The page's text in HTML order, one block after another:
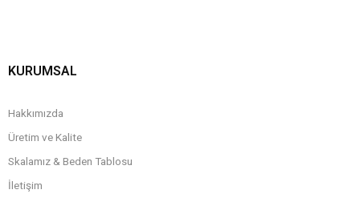
KURUMSAL
Hakkımızda
Üretim ve Kalite
Skalamız & Beden Tablosu
İletişim